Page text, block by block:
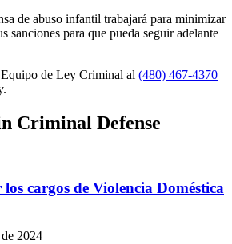
de abuso infantil trabajará para minimizar
sanciones para que pueda seguir adelante
de Ley Criminal al (480) 467-4370
Criminal Defense
cargos de Violencia Doméstica
2024